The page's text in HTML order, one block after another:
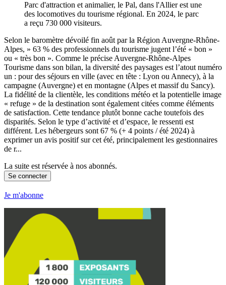
Parc d'attraction et animalier, le Pal, dans l'Allier est une
des locomotives du tourisme régional. En 2024, le parc
a reçu 730 000 visiteurs.
Selon le baromètre dévoilé fin août par la Région Auvergne-Rhône-
Alpes, » 63 % des professionnels du tourisme jugent l’été « bon »
ou « très bon ». Comme le précise Auvergne-Rhône-Alpes
Tourisme dans son bilan, la diversité des paysages est l’atout numéro
un : pour des séjours en ville (avec en tête : Lyon ou Annecy), à la
campagne (Auvergne) et en montagne (Alpes et massif du Sancy).
La fidélité de la clientèle, les conditions météo et la potentielle image
« refuge » de la destination sont également citées comme éléments
de satisfaction. Cette tendance plutôt bonne cache toutefois des
disparités. Selon le type d’activité et d’espace, le ressenti est
différent. Les hébergeurs sont 67 % (+ 4 points / été 2024) à
exprimer un avis positif sur cet été, principalement les gestionnaires
de r...
La suite est réservée à nos abonnés.
Se connecter
Je m'abonne